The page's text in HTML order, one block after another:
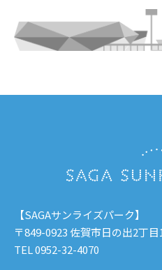
【SAGAサンライズパーク】
〒849-0923 佐賀市日の出2丁目
TEL 0952-32-4070